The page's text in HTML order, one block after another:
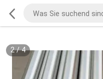
2/4